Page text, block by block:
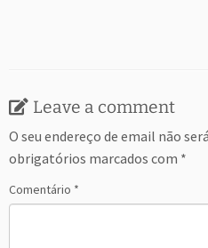
Leave a comment
O seu endereço de email não
obrigatórios marcados com *
Comentário *